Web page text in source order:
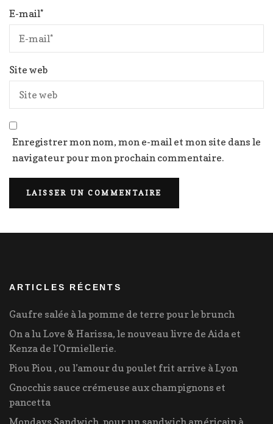
E-mail*
Site web
Enregistrer mon nom, mon e-mail et mon site dans le
navigateur pour mon prochain commentaire.
ARTICLES RÉCENTS
Gaufre salée à la pomme de terre pour le brunch
On a lu Love & Harissa, le nouveau livre de Aida et
Kenza de l’Ormiellerie.
Piou Piou , ou l’amour du poulet frit arrive à Lyon
Gnocchis sauce crémeuse aux champignons et
pancetta